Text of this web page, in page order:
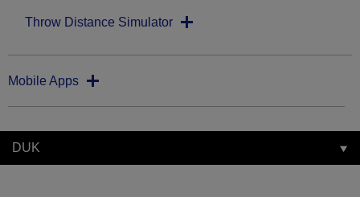
Throw Distance Simulator
Mobile Apps
DUK